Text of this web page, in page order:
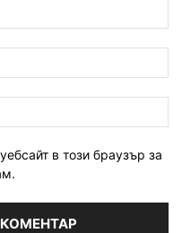
в този браузър за